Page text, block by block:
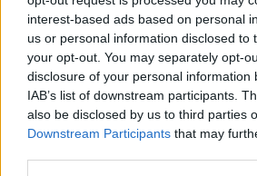
interest-based ads based on personal
us or personal information disclosed to
your opt-out. You may separately opt-
disclosure of your personal information
IAB’s list of downstream participants.
also be disclosed by us to third parties
Downstream Participants that may
A Sega Mega Drive Classic a
csatlakoztatva segít elmerülni
míg kistestvérével akár a
játszhatunk néhány
masina nem az, aminek be